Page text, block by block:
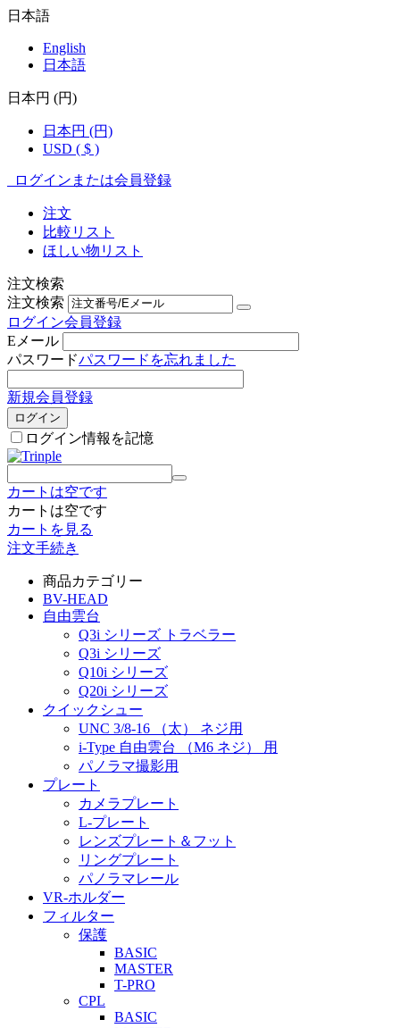
日本語
English
日本語
日本円 (円)
日本円 (円)
USD ( $ )
ログインまたは会員登録
注文
比較リスト
ほしい物リスト
注文検索
注文検索
ログイン会員登録
Eメール
パスワードパスワードを忘れました
新規会員登録
ログイン
ログイン情報を記憶
カートは空です
カートは空です
カートを見る
注文手続き
商品カテゴリー
BV-HEAD
自由雲台
Q3i シリーズ トラベラー
Q3i シリーズ
Q10i シリーズ
Q20i シリーズ
クイックシュー
UNC 3/8-16 （太） ネジ用
i-Type 自由雲台 （M6 ネジ） 用
パノラマ撮影用
プレート
カメラプレート
L-プレート
レンズプレート＆フット
リングプレート
パノラマレール
VR-ホルダー
フィルター
保護
BASIC
MASTER
T-PRO
CPL
BASIC